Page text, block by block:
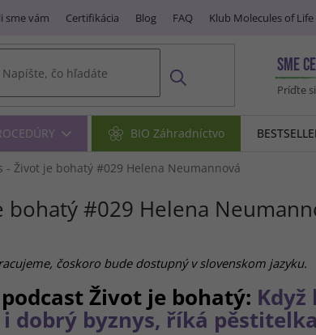
sme vám Certifikácia Blog FAQ Klub Molecules of Life
SME
Príďte
BIO Záhradníctvo
- Život je bohatý #029 Helena Neumannová
bohatý #029 Helena
čoskoro bude dostupný v slovenskom jazyku.
Život je bohatý: Když
dobrý byznys, říká pěstitelka